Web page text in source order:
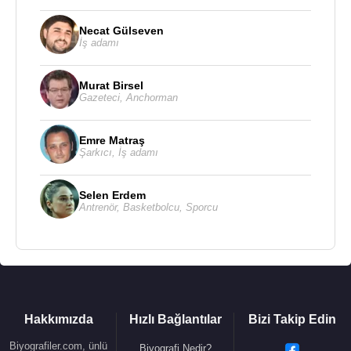
Necat Gülseven
İş adamı
Murat Birsel
Gazeteci Anchorman
Emre Matraş
Şarkıcı İş adamı
Selen Erdem
Antrenör, Basketbolcu Sporcu
Hakkımızda
Biyografiler.com, ünlü
Hızlı Bağlantılar
Biyografi Nedir?
Bizi Takip Edin